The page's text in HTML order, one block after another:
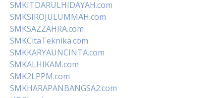
SMKITDARULHIDAYAH.com
SMKSIROJULUMMAH.com
SMKSAZZAHRA.com
SMKCitaTeknika.com
SMKKARYAUNCINTA.com
SMKALHIKAM.com
SMK2LPPM.com
SMKHARAPANBANGSA2.com